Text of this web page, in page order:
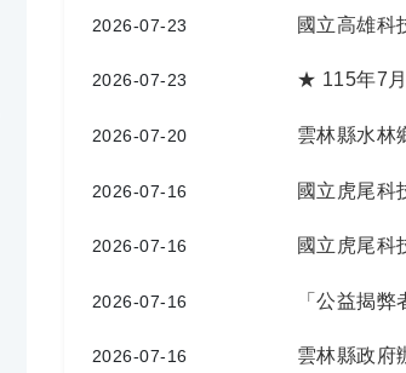
2026-07-23
國立高雄科
2026-07-23 ★ 115年7
2026-07-20
雲林縣水林
2026-07-16
國立虎尾科
2026-07-16
國立虎尾科
2026-07-16
「公益揭
2026-07-16
雲林縣政府